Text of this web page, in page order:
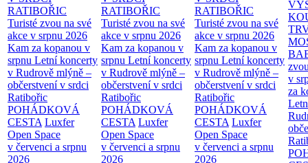
RATIBOŘIC
Turisté zvou na své
akce v srpnu 2026
Kam za kopanou v
srpnu Letní koncerty
v Rudrově mlýně –
občerstvení v srdci
Ratibořic
POHÁDKOVÁ
CESTA Luxfer
Open Space
v červenci a srpnu
2026
RATIBOŘIC
Turisté zvou na své
akce v srpnu 2026
Kam za kopanou v
srpnu Letní koncerty
v Rudrově mlýně –
občerstvení v srdci
Ratibořic
POHÁDKOVÁ
CESTA Luxfer
Open Space
v červenci a srpnu
2026
RATIBOŘIC
Turisté zvou na své
akce v srpnu 2026
Kam za kopanou v
srpnu Letní koncerty
v Rudrově mlýně –
občerstvení v srdci
Ratibořic
POHÁDKOVÁ
CESTA Luxfer
Open Space
v červenci a srpnu
2026
v
za